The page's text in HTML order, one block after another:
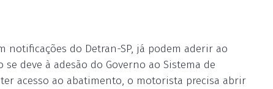
notificações do Detran-SP, já podem aderir ao
deve à adesão do Governo ao Sistema de
acesso ao abatimento, o motorista precisa abrir